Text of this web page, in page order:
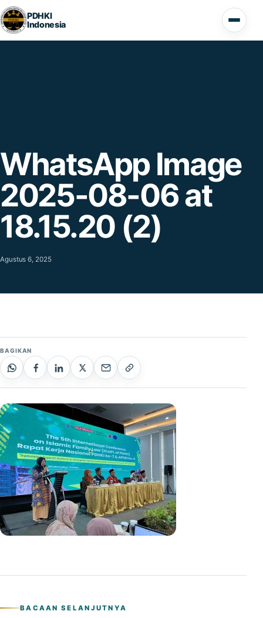
Lompat ke konten
PDHKI
Indonesia
Buka
WhatsApp Image
2025-08-06 at
18.15.20 (2)
Agustus 6, 2025
BAGIKAN
BACAAN SELANJUTNYA